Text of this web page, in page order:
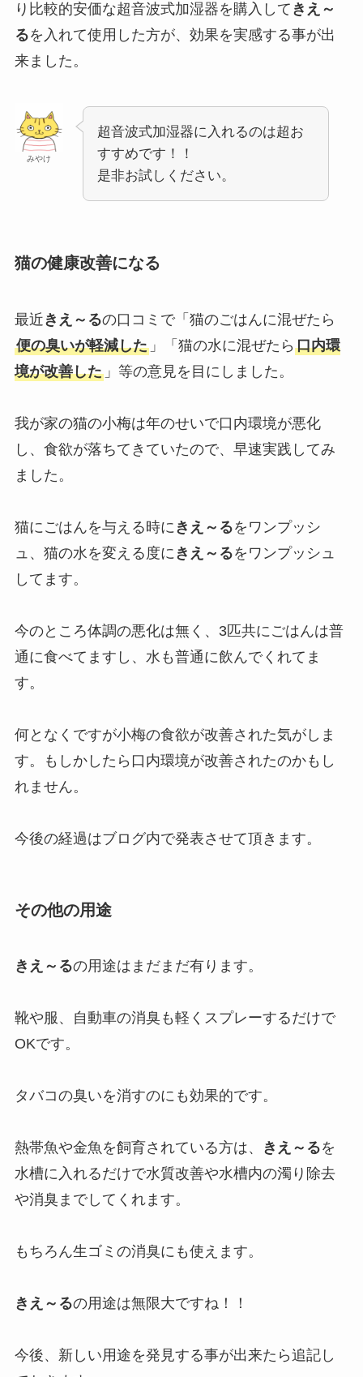
り比較的安価な超音波式加湿器を購入して きえ～
るを入れて使用した方が、効果を実感する事が出
来ました。
みやけ
超音波式加湿器に入れるのは超お
すすめです！！
是非お試しください。
猫の健康改善になる
最近きえ～るの口コミで「猫のごはんに混ぜたら
便の臭いが軽減した」「猫の水に混ぜたら 口内環
境が改善した」等の意見を目にしました。
我が家の猫の小梅は年のせいで口内環境が悪化
し、食欲が落ちてきていたので、早速実践してみ
ました。
猫にごはんを与える時に きえ～るをワンプッシ
ュ、猫の水を変える度に きえ～るをワンプッシュ
してます。
今のところ体調の悪化は無く、3匹共にごはんは普
通に食べてますし、水も普通に飲んでくれてま
す。
何となくですが小梅の食欲が改善された気がしま
す。もしかしたら口内環境が改善されたのかもし
れません。
今後の経過はブログ内で発表させて頂きます。
その他の用途
きえ～るの用途はまだまだ有ります。
靴や服、自動車の消臭も軽くスプレーするだけで
OKです。
タバコの臭いを消すのにも効果的です。
熱帯魚や金魚を飼育されている方は、 きえ～るを
水槽に入れるだけで水質改善や水槽内の濁り除去
や消臭までしてくれます。
もちろん生ゴミの消臭にも使えます。
きえ～るの用途は無限大ですね！！
今後、新しい用途を発見する事が出来たら追記し